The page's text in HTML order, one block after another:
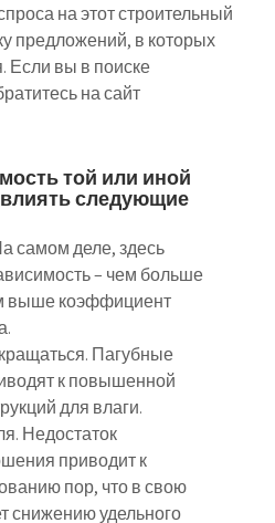
на этот строительный
предложений, в которых
Если вы в поиске
на сайт
той или иной
следующие
самом деле, здесь
– чем больше
выше коэффициент
Пагубные
к повышенной
для влаги.
Недостаток
приводит к
пор, что в свою
снижению удельного